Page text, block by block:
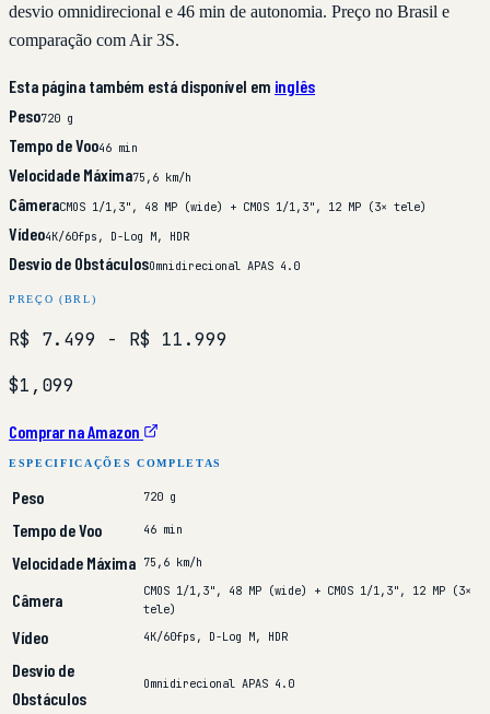
desvio omnidirecional e 46 min de autonomia. Preço no Brasil e
comparação com Air 3S.
Esta página também está disponível em inglês
Peso720 g
Tempo de Voo46 min
Velocidade Máxima75,6 km/h
CâmeraCMOS 1/1,3", 48 MP (wide) + CMOS 1/1,3", 12 MP (3× tele)
Vídeo4K/60fps, D-Log M, HDR
Desvio de ObstáculosOmnidirecional APAS 4.0
PREÇO (BRL)
R$ 7.499 - R$ 11.999
$1,099
Comprar na Amazon
ESPECIFICAÇÕES COMPLETAS
Peso 720 g
Tempo de Voo 46 min
Velocidade Máxima 75,6 km/h
Câmera
CMOS 1/1,3", 48 MP (wide) + CMOS 1/1,3", 12 MP (3×
tele)
Vídeo 4K/60fps, D-Log M, HDR
Desvio de
Obstáculos
Omnidirecional APAS 4.0